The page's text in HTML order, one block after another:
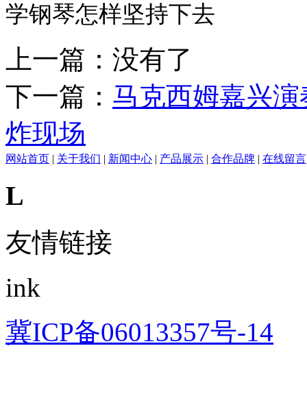
学钢琴怎样坚持下去
上一篇：没有了
下一篇： 马克西姆嘉兴
炸现场
网站首页 | 关于我们 | 新闻中心 | 产品展示 | 合作品牌 | 在线留言
L
友情链接
ink
冀ICP备06013357号-14